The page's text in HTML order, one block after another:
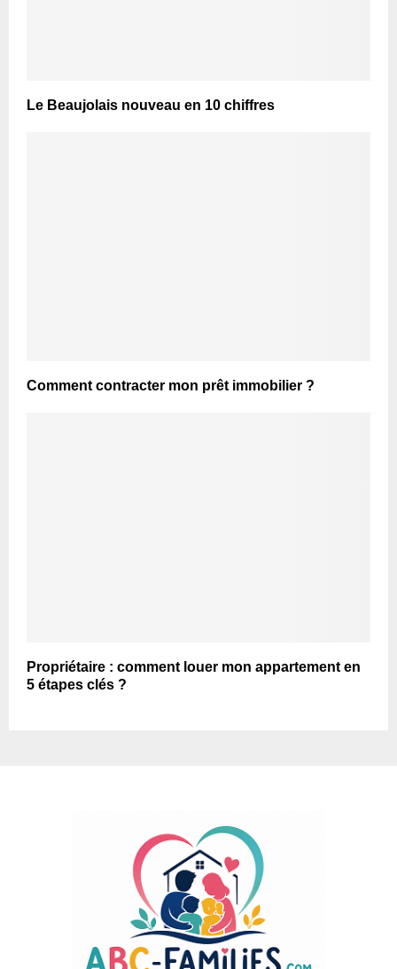
Le Beaujolais nouveau en 10 chiffres
Comment contracter mon prêt immobilier ?
Propriétaire : comment louer mon appartement en
5 étapes clés ?